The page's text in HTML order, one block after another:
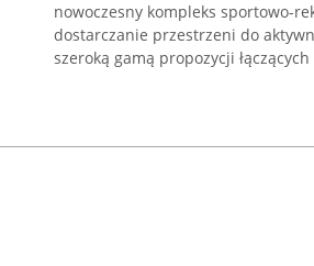
nowoczesny kompleks sportowo-
dostarczanie przestrzeni do
szeroką gamą propozycji łączących